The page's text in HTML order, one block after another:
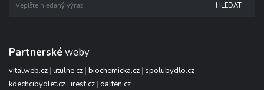
HLEDAT
Partnerské weby
vitalweb.cz | utulne.cz | biochemicka.cz | spolubydlo.cz
kdechcibydlet.cz | irest.cz | dalten.cz